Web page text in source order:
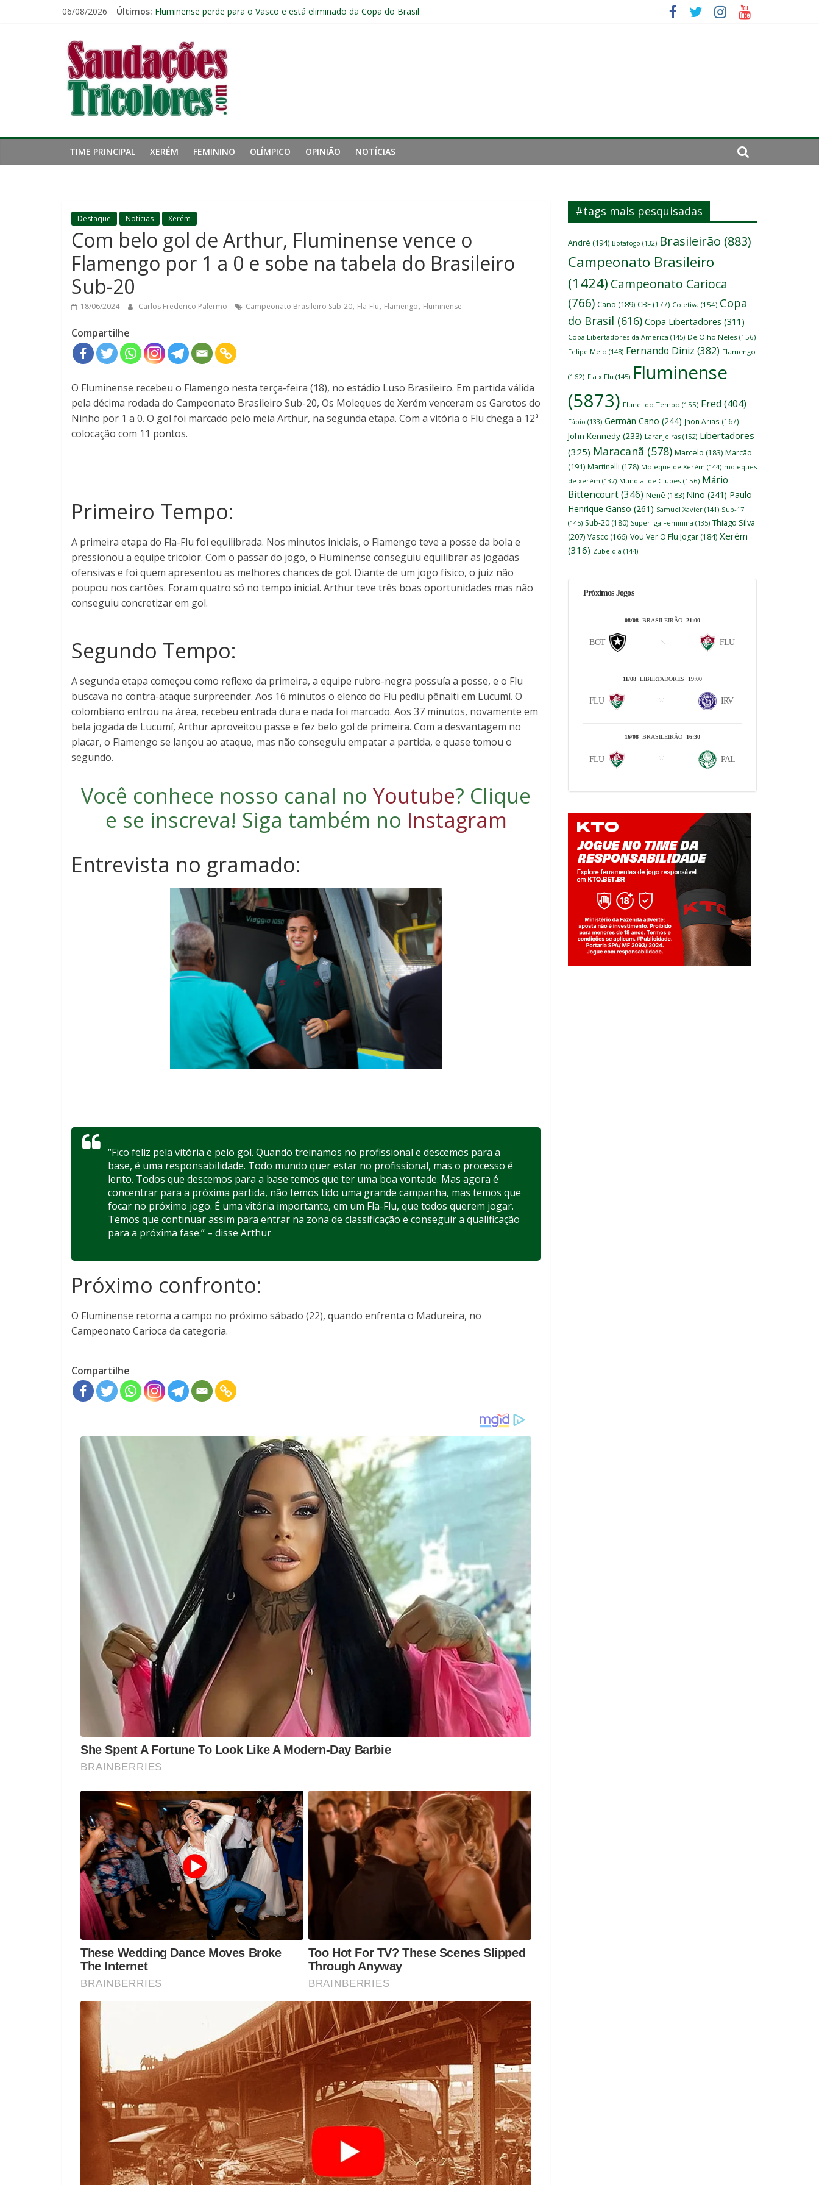
06/08/2026 Últimos: Fluminense perde para o Vasco e está eliminado da Copa do Brasil
John Kennedy sofre torção no joelho e passará por exames no Fluminense
Igor Rabello reconhece primeiro tempo ruim do Fluminense e cobra arbitragem em lance de pancada: “Tem que parar o jogo”
Saudações
Tricolores
TIME PRINCIPAL XERÉM FEMININO OLÍMPICO OPINIÃO NOTÍCIAS
Destaque Notícias Xerém
Com belo gol de Arthur, Fluminense vence o
Flamengo por 1 a 0 e sobe na tabela do Brasileiro
Sub-20
18/06/2024 Carlos Frederico Palermo Campeonato Brasileiro Sub-20, Fla-Flu, Flamengo, Fluminense
Compartilhe
O Fluminense recebeu o Flamengo nesta terça-feira (18), no estádio Luso Brasileiro. Em partida válida
pela décima rodada do Campeonato Brasileiro Sub-20, Os Moleques de Xerém venceram os Garotos do
Ninho por 1 a 0. O gol foi marcado pelo meia Arthur, na segunda etapa. Com a vitória o Flu chega a 12ª
colocação com 11 pontos.
Primeiro Tempo:
A primeira etapa do Fla-Flu foi equilibrada. Nos minutos iniciais, o Flamengo teve a posse da bola e
pressionou a equipe tricolor. Com o passar do jogo, o Fluminense conseguiu equilibrar as jogadas
ofensivas e foi quem apresentou as melhores chances de gol. Diante de um jogo físico, o juiz não
poupou nos cartões. Foram quatro só no tempo inicial. Arthur teve três boas oportunidades mas não
conseguiu concretizar em gol.
Segundo Tempo:
A segunda etapa começou como reflexo da primeira, a equipe rubro-negra possuía a posse, e o Flu
buscava no contra-ataque surpreender. Aos 16 minutos o elenco do Flu pediu pênalti em Lucumí. O
colombiano entrou na área, recebeu entrada dura e nada foi marcado. Aos 37 minutos, novamente em
bela jogada de Lucumí, Arthur aproveitou passe e fez belo gol de primeira. Com a desvantagem no
placar, o Flamengo se lançou ao ataque, mas não conseguiu empatar a partida, e quase tomou o
segundo.
Você conhece nosso canal no Youtube? Clique
e se inscreva! Siga também no Instagram
Entrevista no gramado:
“Fico feliz pela vitória e pelo gol. Quando treinamos no profissional e descemos para a
base, é uma responsabilidade. Todo mundo quer estar no profissional, mas o processo é
lento. Todos que descemos para a base temos que ter uma boa vontade. Mas agora é
concentrar para a próxima partida, não temos tido uma grande campanha, mas temos que
focar no próximo jogo. É uma vitória importante, em um Fla-Flu, que todos querem jogar.
Temos que continuar assim para entrar na zona de classificação e conseguir a qualificação
para a próxima fase.” – disse Arthur
Próximo confronto:
O Fluminense retorna a campo no próximo sábado (22), quando enfrenta o Madureira, no
Campeonato Carioca da categoria.
Compartilhe
#tags mais pesquisadas
André (194) Botafogo (132) Brasileirão (883)
Campeonato Brasileiro
(1424) Campeonato Carioca
(766) Cano (189) CBF (177) Coletiva (154) Copa
do Brasil (616) Copa Libertadores (311)
Copa Libertadores da América (145) De Olho Neles (156)
Felipe Melo (148) Fernando Diniz (382) Flamengo
(162) Fla x Flu (145) Fluminense
(5873) Flunel do Tempo (155) Fred (404)
Fábio (133) Germán Cano (244) Jhon Arias (167)
John Kennedy (233) Laranjeiras (152) Libertadores
(325) Maracanã (578) Marcelo (183) Marcão
(191) Martinelli (178) Moleque de Xerém (144) moleques
de xerém (137) Mundial de Clubes (156) Mário
Bittencourt(346) Nenê (183) Nino (241) Paulo
Henrique Ganso (261) Samuel Xavier (141) Sub-17
(145) Sub-20 (180) Superliga Feminina (135) Thiago Silva
(207) Vasco (166) Vou Ver O Flu Jogar (184) Xerém
(316) Zubeldía (144)
Próximos Jogos
08/08 BRASILEIRÃO 21:00
BOT FLU
11/08 LIBERTADORES 19:00
FLU IRV
16/08 BRASILEIRÃO 16:30
FLU PAL
Jogue com responsabilidade. 18+